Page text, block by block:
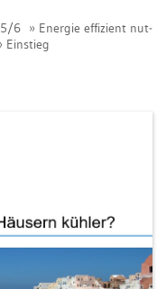
5/6
En­er­gie ef­fi­zi­ent nut­
Ein­stieg